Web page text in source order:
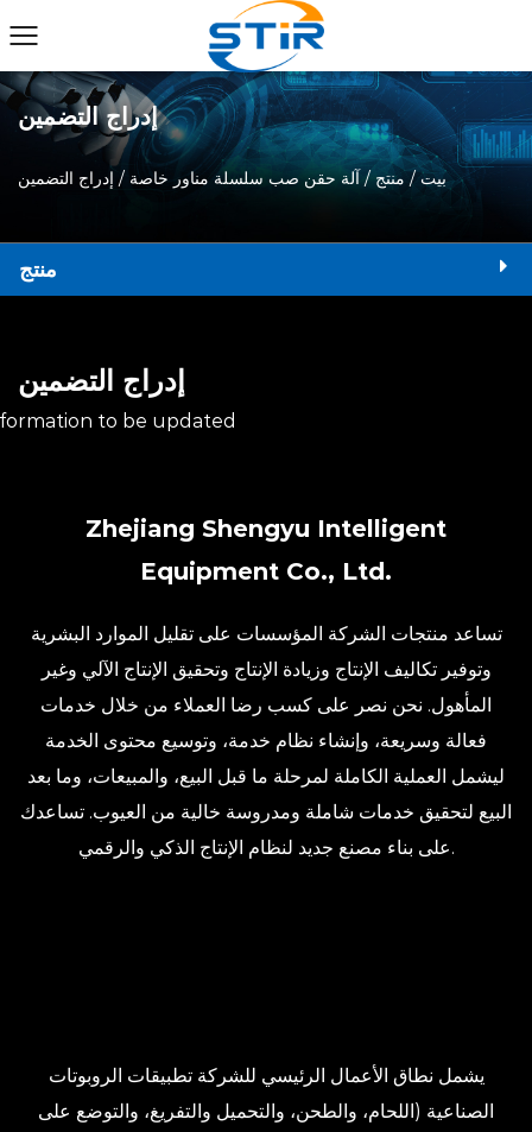
إدراج التضمين
بيت/منتج/ آلة حقن صب سلسلة مناور خاصة / إدراج التضمين
منتج
إدراج التضمين
to be updated
Zhejiang Shengyu Intelligent
Equipment Co., Ltd.
تساعد منتجات الشركة المؤسسات على تقليل الموارد البشرية
وتوفير تكاليف الإنتاج وزيادة الإنتاج وتحقيق الإنتاج الآلي وغير
المأهول. نحن نصر على كسب رضا العملاء من خلال خدمات
فعالة وسريعة، وإنشاء نظام خدمة، وتوسيع محتوى الخدمة
ليشمل العملية الكاملة لمرحلة ما قبل البيع، والمبيعات، وما بعد
البيع لتحقيق خدمات شاملة ومدروسة خالية من العيوب. تساعدك
على بناء مصنع جديد لنظام الإنتاج الذكي والرقمي.
يشمل نطاق الأعمال الرئيسي للشركة تطبيقات الروبوتات
الصناعية (اللحام، والطحن، والتحميل والتفريغ، والتوضع على